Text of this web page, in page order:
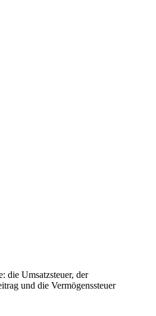
die Umsatzsteuer, der
und die Vermögenssteuer